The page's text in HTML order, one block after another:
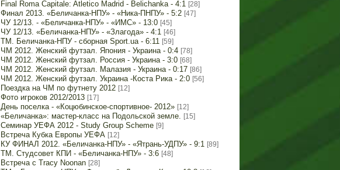
Final Roma Capitale: Atletico Madrid - Belichanka - 4:1 [28]
Финал 2013. «Беличанка-НПУ» - «Ника-ПНПУ» - 5:2 [47]
ЧУ 12/13. - «Беличанка-НПУ» - «ИМС» - 13:0 [45]
ЧУ 12/13. «Беличанка-НПУ» - «Злагода» - 4:1 [46]
ТМ. Беличанка-НПУ - сборная Sport.ua - 6:11 [59]
ЧМ 2012. Женский футзал. Япония - Украина - 0:4 [78]
ЧМ 2012. Женский футзал. Россия - Украина - 3:0 [68]
ЧМ 2012. Женский футзал. Малазия - Украина - 0:17 [86]
ЧМ 2012. Женский футзал. Украина -Коста Рика - 2:0 [56]
Поездка на ЧМ по футнету 2012 [12]
Фото игроков 2012/2013 [17]
День поселка - «Коцюбинское-спортивное- 2012» [12]
«Беличанка»: мастер-класс на Подольской земле. [15]
Семинар УЕФА 2012 - Study Group Scheme [9]
Встреча Кубка Европы УЕФА [12]
КУ ФИНАЛ 2012. «Беличанка-НПУ» - «Ятрань-УДПУ» - 9:1 [89]
ТМ. Студсовет КПИ - «Беличанка-НПУ» - 3:6 [48]
Встреча с Tracy Noonan [28]